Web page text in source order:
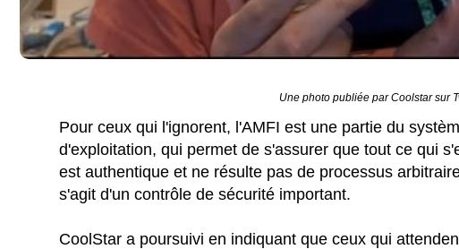
Une photo publiée par Coolstar sur
Pour ceux qui l'ignorent, l'AMFI est une partie du
d'exploitation, qui permet de s'assurer que tout ce qui
est authentique et ne résulte pas de processus
s'agit d'un contrôle de sécurité important.
CoolStar a poursuivi en indiquant que ceux qui